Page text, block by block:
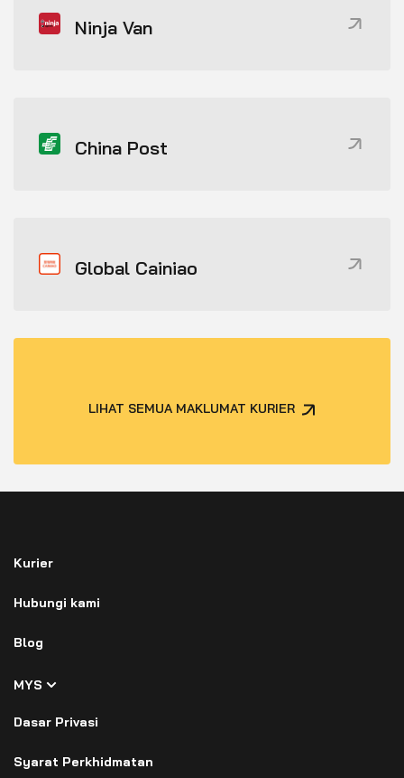
Ninja Van
China Post
Global Cainiao
LIHAT SEMUA MAKLUMAT KURIER
Kurier
Hubungi kami
Blog
MYS
Dasar Privasi
Syarat Perkhidmatan